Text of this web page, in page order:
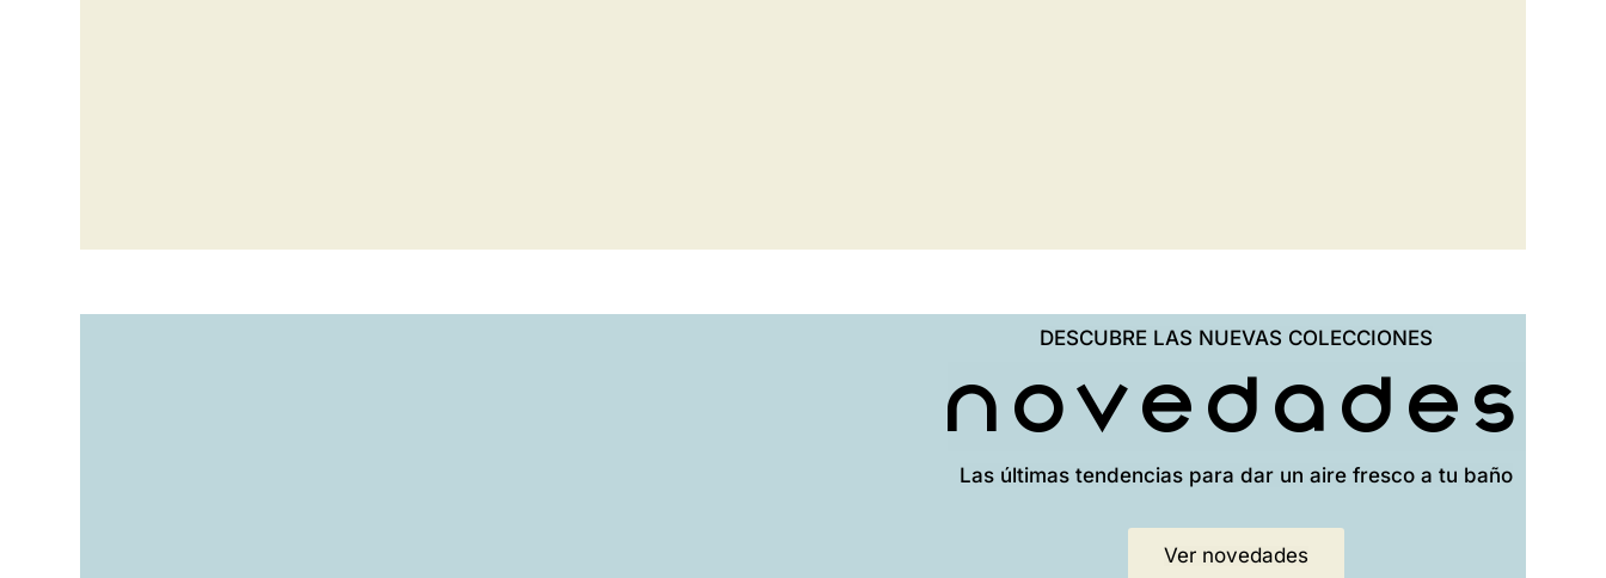
DESCUBRE LAS NUEVAS COLECCIONES
Novedades
Las últimas tendencias para dar un aire fresco a tu baño
Ver novedades